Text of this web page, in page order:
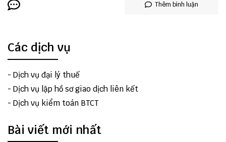
Thêm bình luận
Các dịch vụ
- Dịch vụ đại lý thuế
- Dịch vụ lập hồ sơ giao dịch liên kết
- Dịch vụ kiểm toán BTCT
Bài viết mới nhất